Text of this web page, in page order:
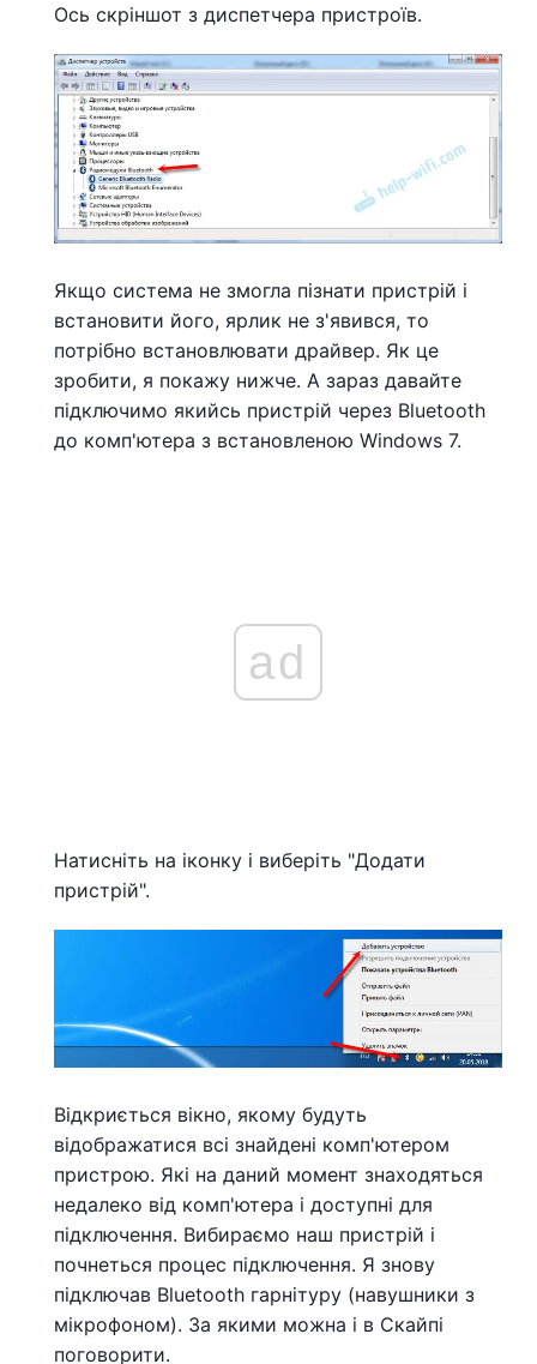
Ось скріншот з диспетчера пристроїв.
Якщо система не змогла пізнати пристрій і
встановити його, ярлик не з'явився, то
потрібно встановлювати драйвер. Як це
зробити, я покажу нижче. А зараз давайте
підключимо якийсь пристрій через Bluetooth
до комп'ютера з встановленою Windows 7.
ad
Натисніть на іконку і виберіть "Додати
пристрій".
Відкриється вікно, якому будуть
відображатися всі знайдені комп'ютером
пристрою. Які на даний момент знаходяться
недалеко від комп'ютера і доступні для
підключення. Вибираємо наш пристрій і
почнеться процес підключення. Я знову
підключав Bluetooth гарнітуру (навушники з
мікрофоном). За якими можна і в Скайпі
поговорити.